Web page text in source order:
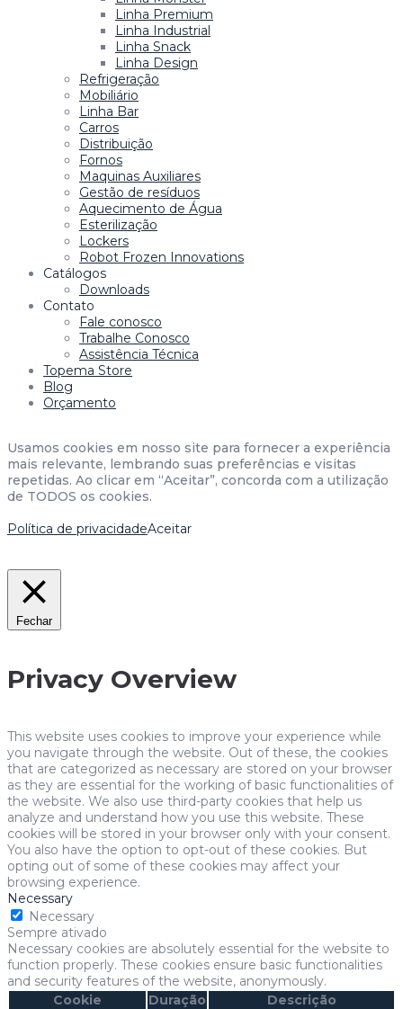
Linha Premium
Linha Industrial
Linha Snack
Linha Design
Refrigeração
Mobiliário
Linha Bar
Carros
Distribuição
Fornos
Maquinas Auxiliares
Gestão de resíduos
Aquecimento de Água
Esterilização
Lockers
Robot Frozen Innovations
Catálogos
Downloads
Contato
Fale conosco
Trabalhe Conosco
Assistência Técnica
Topema Store
Blog
Orçamento
Usamos cookies em nosso site para fornecer a experiência
mais relevante, lembrando suas preferências e visitas
repetidas. Ao clicar em “Aceitar”, concorda com a utilização
de TODOS os cookies.
Política de privacidadeAceitar
Fechar
Privacy Overview
This website uses cookies to improve your experience while
you navigate through the website. Out of these, the cookies
that are categorized as necessary are stored on your browser
as they are essential for the working of basic functionalities of
the website. We also use third-party cookies that help us
analyze and understand how you use this website. These
cookies will be stored in your browser only with your consent.
You also have the option to opt-out of these cookies. But
opting out of some of these cookies may affect your
browsing experience.
Necessary
Necessary
Sempre ativado
Necessary cookies are absolutely essential for the website to
function properly. These cookies ensure basic functionalities
and security features of the website, anonymously.
Cookie
Duração Descrição